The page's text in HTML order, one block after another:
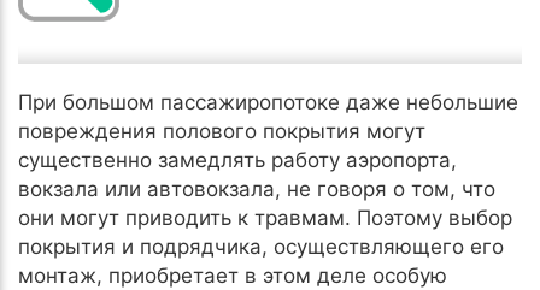
При большом пассажиропотоке даже небольшие
повреждения полового покрытия могут
существенно замедлять работу аэропорта,
вокзала или автовокзала, не говоря о том, что
они могут приводить к травмам. Поэтому выбор
покрытия и подрядчика, осуществляющего его
монтаж, приобретает в этом деле особую